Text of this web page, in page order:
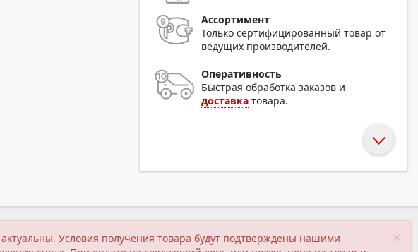
Ассортимент
Только сертифицированный товар от
ведущих производителей.
Оперативность
Быстрая обработка заказов и
доставка товара.
×
Условия получения товара будут подтверждены нашими